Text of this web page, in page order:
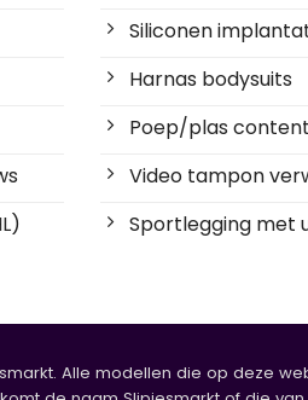
Siliconen
Harnas bodysuits
Poep/plas content
Video tampon
Sportlegging met
Alle modellen die op deze